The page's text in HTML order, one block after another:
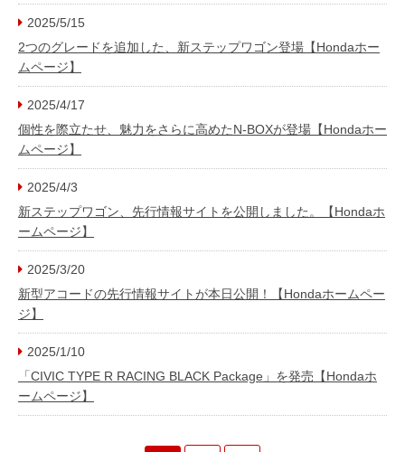
2025/5/15
2つのグレードを追加した、新ステップワゴン登場【Hondaホー
ムページ】
2025/4/17
個性を際立たせ、魅力をさらに高めたN-BOXが登場【Hondaホー
ムページ】
2025/4/3
新ステップワゴン、先行情報サイトを公開しました。【Hondaホ
ームページ】
2025/3/20
新型アコードの先行情報サイトが本日公開！【Hondaホームペー
ジ】
2025/1/10
「CIVIC TYPE R RACING BLACK Package」を発売【Hondaホ
ームページ】